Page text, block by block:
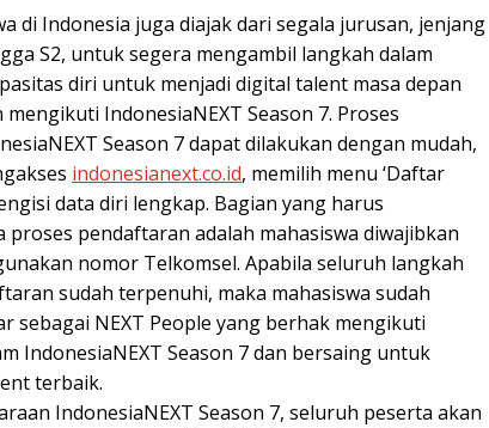
di Indonesia juga diajak dari segala jurusan, jenjang
S2, untuk segera mengambil langkah dalam
diri untuk menjadi digital talent masa depan
IndonesiaNEXT Season 7. Proses
Season 7 dapat dilakukan dengan mudah,
indonesianext.co.id, memilih menu ‘Daftar
data diri lengkap. Bagian yang harus
proses pendaftaran adalah mahasiswa diwajibkan
nomor Telkomsel. Apabila seluruh langkah
sudah terpenuhi, maka mahasiswa sudah
sebagai NEXT People yang berhak mengikuti
IndonesiaNEXT Season 7 dan bersaing untuk
terbaik.
IndonesiaNEXT Season 7, seluruh peserta akan